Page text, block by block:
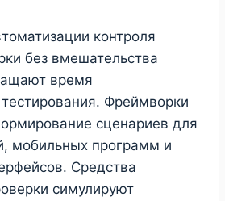
контроля
без вмешательства
время
тестирования. Фреймворки
сценариев для
мобильных программ и
Средства
симулируют